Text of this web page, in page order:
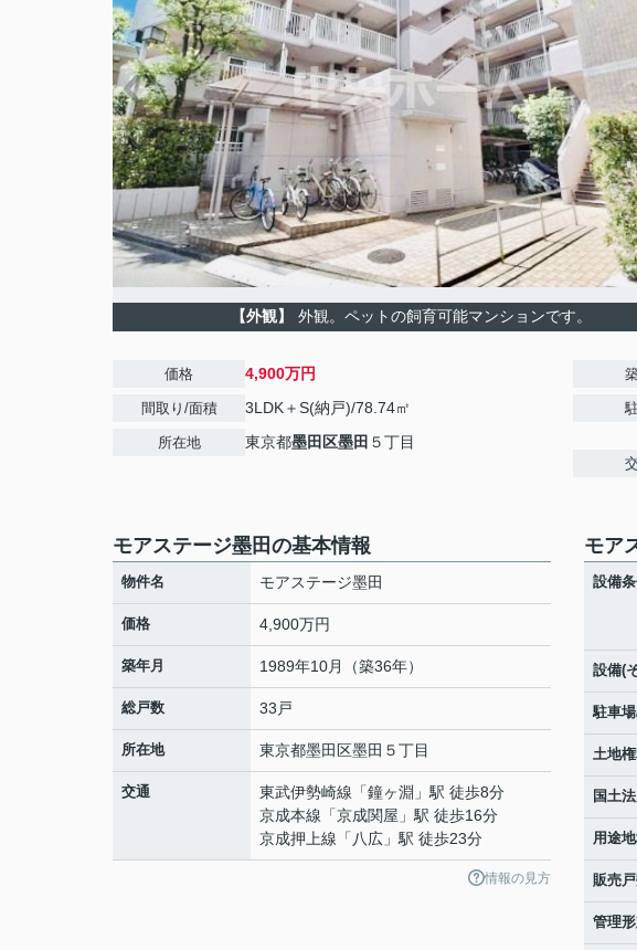
【外観】 外観。ペットの飼育可能マンションです。
価格 4,900万円
間取り/面積 3LDK＋S(納戸)/78.74㎡
所在地 東京都墨田区墨田 ５丁目
モアステージ墨田の基本情報
物件名 モアステージ墨田
価格 4,900万円
築年月 1989年10月（築36年）
総戸数 33戸
所在地 東京都墨田区墨田 ５丁目
交通 東武伊勢崎線 「鐘ヶ淵 」駅 徒歩8分
京成本線 「京成関屋 」駅 徒歩16分
京成押上線 「 八広 」駅 徒歩23分
情報の見方
モア
設備
設備(
駐車
土地権
国土
用途
販売
管理